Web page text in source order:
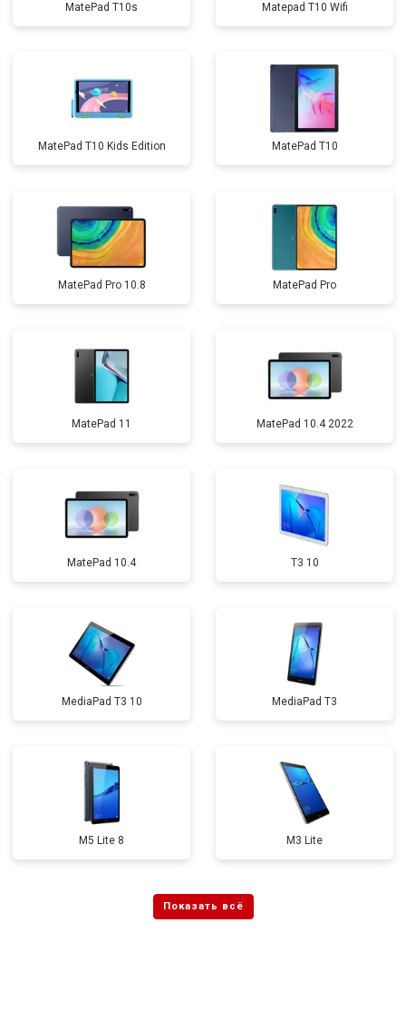
MatePad T10s Matepad T10 Wifi
MatePad T10 Kids Edition MatePad T10
MatePad Pro 10.8 MatePad Pro
MatePad 11 MatePad 10.4 2022
MatePad 10.4 T3 10
MediaPad T3 10 MediaPad T3
M5 Lite 8 M3 Lite